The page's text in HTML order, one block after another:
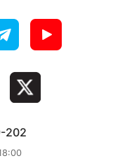
202